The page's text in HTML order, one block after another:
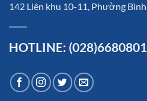
142 Liên khu 10-11, Phường
HOTLINE: